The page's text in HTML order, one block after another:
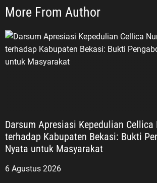
More From Author
Darsum Apresiasi Kepedulian Cellica
terhadap Kabupaten Bekasi: Bukti
Nyata untuk Masyarakat
6 Agustus 2026